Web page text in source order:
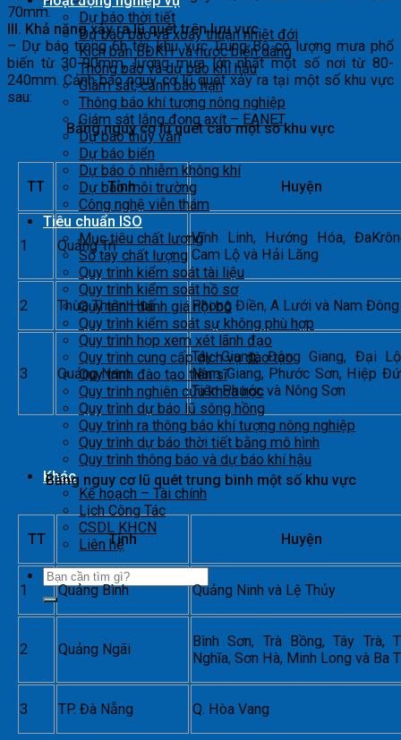
Dự báo thời tiết
Dự báo bão và xoáy thuận nhiệt đới
Kịch bản BĐKH và nước biển dâng
Thông báo và dự báo khí hậu
Giám sát, cảnh báo hạn
Thông báo khí tượng nông nghiệp
Giám sát lắng đọng axít – EANET
Dự báo thủy văn
Dự báo biển
Dự báo ô nhiễm không khí
Dự báo môi trường
Công nghệ viễn thám
Tiêu chuẩn ISO
Mục tiêu chất lượng
Sổ tay chất lượng
Quy trình kiểm soát tài liệu
Quy trình kiểm soát hồ sơ
Quy trình đánh giá nội bộ
Quy trình kiểm soát sự không phù hợp
Quy trình họp xem xét lãnh đạo
Quy trình cung cấp dịch vụ đào tạo
Quy trình đào tạo tiến sĩ
Quy trình nghiên cứu khoa học
Quy trình dự báo lũ sông hồng
Quy trình ra thông báo khí tượng nông nghiệp
Quy trình dự báo thời tiết bằng mô hình
Quy trình thông báo và dự báo khí hậu
Khác
Kế hoạch – Tài chính
Lịch Công Tác
CSDL KHCN
Liên hệ
70mm.
III. Khả năng xảy ra lũ quét trên lưu vực
– Dự báo trong 6h tới, khu vực Trung Bộ có lượng mưa phổ
biến từ 30-90mm, lượng mưa lớn nhất một số nơi từ 80-
240mm. Cảnh báo nguy cơ lũ quét xảy ra tại một số khu vực
sau:
Bảng nguy cơ lũ quét cao một số khu vực
TT Tỉnh Huyện
1 Quảng Trị
Vĩnh Linh, Hướng Hóa,
Cam Lộ và Hải Lăng
2 Thừa Thiên Huế Phong Điền, A Lưới và Nam Đông
3 Quảng Nam
Tây Giang, Đông Giang, Đại
Nam Giang, Phước Sơn, Hiệp
Tiên Phước và Nông Sơn
Bảng nguy cơ lũ quét trung bình một số khu vực
TT Tỉnh Huyện
1 Quảng Bình Quảng Ninh và Lệ Thủy
2 Quảng Ngãi
Bình Sơn, Trà Bồng, Tây Trà,
Nghĩa, Sơn Hà, Minh Long và Ba
3 TP. Đà Nẵng Q. Hòa Vang